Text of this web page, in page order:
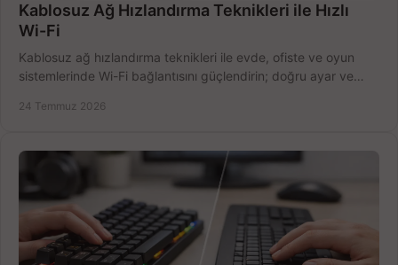
Kablosuz Ağ Hızlandırma Teknikleri ile Hızlı
Wi-Fi
Kablosuz ağ hızlandırma teknikleri ile evde, ofiste ve oyun
sistemlerinde Wi-Fi bağlantısını güçlendirin; doğru ayar ve
24 Temmuz 2026